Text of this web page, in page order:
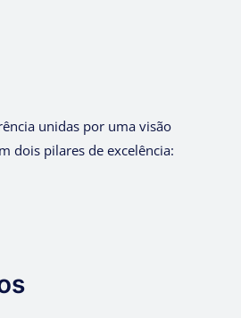
unidas por uma visão
dois pilares de excelência: